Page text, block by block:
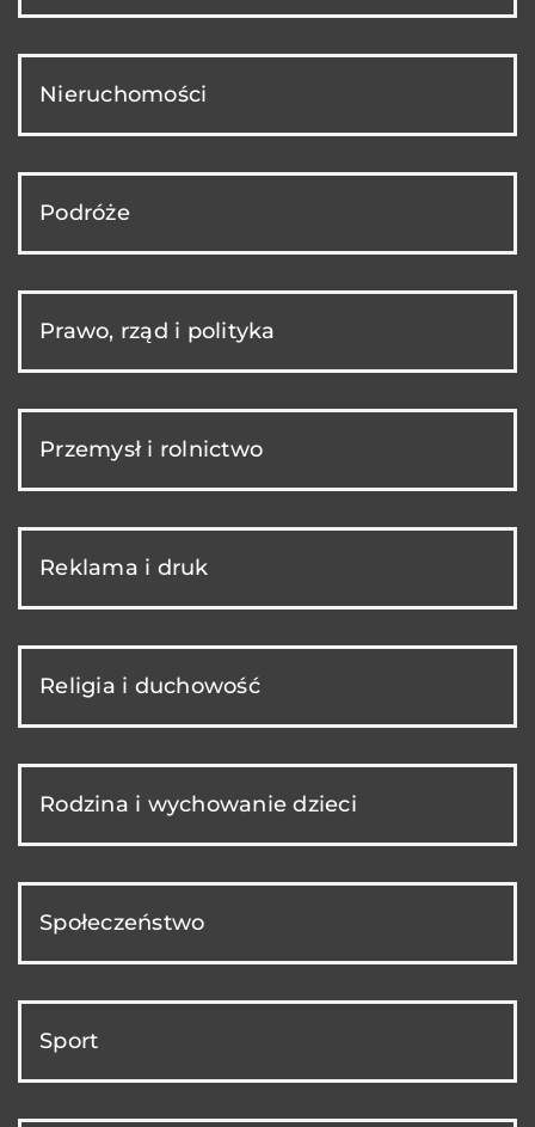
Nieruchomości
Podróże
Prawo, rząd i polityka
Przemysł i rolnictwo
Reklama i druk
Religia i duchowość
Rodzina i wychowanie dzieci
Społeczeństwo
Sport